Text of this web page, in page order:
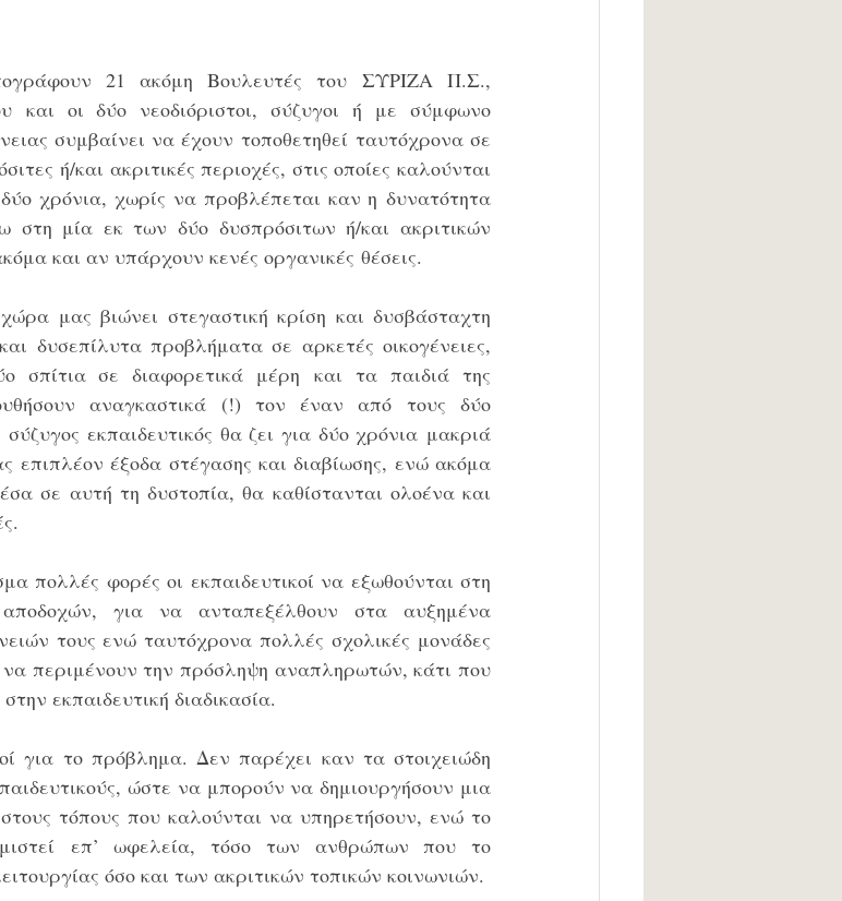
21 ακόμη Βουλευτές του ΣΥΡΙΖΑ Π.Σ.,
και οι δύο νεοδιόριστοι, σύζυγοι ή με σύμφωνο
συμβαίνει να έχουν τοποθετηθεί ταυτόχρονα σε
ή/και ακριτικές περιοχές, στις οποίες καλούνται
χρόνια, χωρίς να προβλέπεται καν η δυνατότητα
στη μία εκ των δύο δυσπρόσιτων ή/και ακριτικών
και αν υπάρχουν κενές οργανικές θέσεις.
μας βιώνει στεγαστική κρίση και δυσβάσταχτη
δυσεπίλυτα προβλήματα σε αρκετές οικογένειες,
σπίτια σε διαφορετικά μέρη και τα παιδιά της
αναγκαστικά (!) τον έναν από τους δύο
εκπαιδευτικός θα ζει για δύο χρόνια μακριά
επιπλέον έξοδα στέγασης και διαβίωσης, ενώ ακόμα
σε αυτή τη δυστοπία, θα καθίστανται ολοένα και
πολλές φορές οι εκπαιδευτικοί να εξωθούνται στη
για να ανταπεξέλθουν στα αυξημένα
τους ενώ ταυτόχρονα πολλές σχολικές μονάδες
περιμένουν την πρόσληψη αναπληρωτών, κάτι που
εκπαιδευτική διαδικασία.
για το πρόβλημα. Δεν παρέχει καν τα στοιχειώδη
ώστε να μπορούν να δημιουργήσουν μια
τόπους που καλούνται να υπηρετήσουν, ενώ το
επ’ ωφελεία, τόσο των ανθρώπων που το
όσο και των ακριτικών τοπικών κοινωνιών.